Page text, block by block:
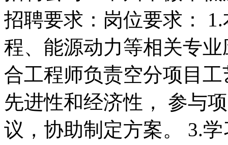
招聘要求：岗位要求：
程、能源动力等相关专
合工程师负责空分项目
先进性和经济性， 参与
议，协助制定方案。 3.